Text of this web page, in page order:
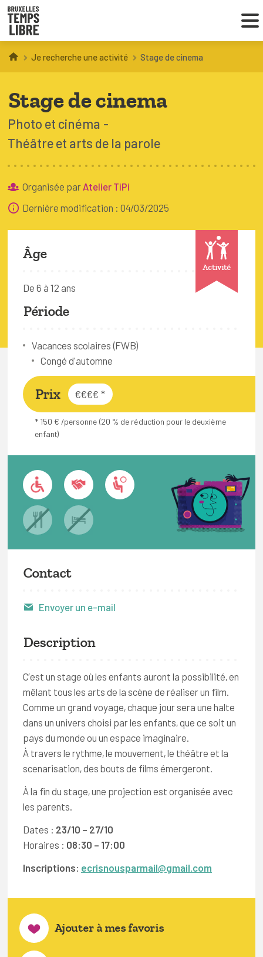
Infos parents
Droit au loisir
Coordinations ATL
À BRUXELLES
Bruxelles Temps Libre
Je recherche une activité Stage de cinema
Stage de cinema
Photo et cinéma
Théâtre et arts de la parole
Organisée parAtelier TiPi
Dernière modification : 04/03/2025
Activité
Âge
De 6 à 12 ans
Période
Vacances scolaires (FWB)
Congé d'automne
Prix €€€€ *
* 150 € /personne (20 % de réduction pour le deuxième
enfant)
Contact
Envoyer un e-mail
Description
C’est un stage où les enfants auront la possibilité, en
mêlant tous les arts de la scène de réaliser un film.
Comme un grand voyage, chaque jour sera une halte
dans un univers choisi par les enfants, que ce soit un
pays du monde ou un espace imaginaire.
À travers le rythme, le mouvement, le théâtre et la
scenarisation, des bouts de films émergeront.
À la fin du stage, une projection est organisée avec
les parents.
Dates : 23/10 – 27/10
Horaires : 08:30 – 17:00
Inscriptions: ecrisnousparmail@gmail.com
Ajouter à mes favoris